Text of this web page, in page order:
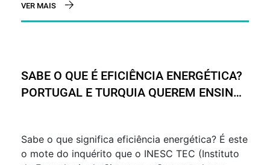
VER MAIS
SABE O QUE É EFICIÊNCIA ENERGÉTICA?
PORTUGAL E TURQUIA QUEREM ENSINAR
Sabe o que significa eficiência energética? É este
o mote do inquérito que o INESC TEC (Instituto